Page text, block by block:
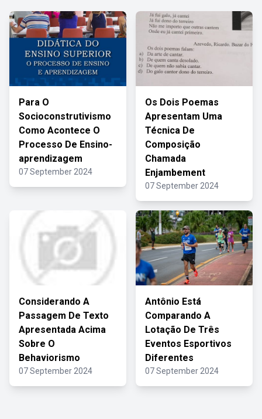
Para O
Socioconstrutivismo
Como Acontece O
Processo De Ensino-
aprendizagem
07 September 2024
Os Dois Poemas
Apresentam Uma
Técnica De
Composição
Chamada
Enjambement
07 September 2024
Considerando A
Passagem De Texto
Apresentada Acima
Sobre O
Behaviorismo
07 September 2024
Antônio Está
Comparando A
Lotação De Três
Eventos Esportivos
Diferentes
07 September 2024